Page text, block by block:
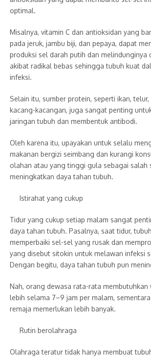
optimal.
Misalnya, vitamin C dan antioksidan yang
pada jeruk, jambu biji, dan pepaya, dapat
produksi sel darah putih dan melindunginya
akibat radikal bebas sehingga tubuh kuat
infeksi.
Selain itu, sumber protein, seperti ikan,
kacang-kacangan, juga sangat penting
jaringan tubuh dan membentuk antibodi.
Oleh karena itu, upayakan untuk selalu
makanan bergizi seimbang dan kurangi
olahan atau yang tinggi gula sebagai salah
meningkatkan daya tahan tubuh.
Istirahat yang cukup
Tidur yang cukup setiap malam sangat
daya tahan tubuh. Pasalnya, saat tidur,
memperbaiki sel-sel yang rusak dan
yang disebut sitokin untuk melawan infeksi
Dengan begitu, daya tahan tubuh pun
Nah, orang dewasa rata-rata membutuhkan
lebih selama 7–9 jam per malam,
remaja memerlukan lebih banyak.
Rutin berolahraga
Olahraga teratur tidak hanya membuat